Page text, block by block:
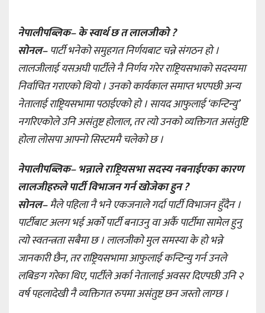
नेपालीपब्लिक– के स्वार्थ छ त लालजीको ?
सोनल–पार्टी भनेको समुहगत निर्णयबाट चन्ने संगठन हो ।
लालजीलाई यसअघी पार्टीले नै निर्णय गरेर राष्ट्रियसभाको सदस्यमा
निर्वाचित गराएको थियो । उनको कार्यकाल समाप्त भएपछी अन्य
नेतालाई राष्ट्रियसभामा पठाईएको हो । सायद आफुलाई ‘कन्टिन्यु’
नगरिएकोले उनि असंतुष्ट होलाल, तर त्यो उनको व्यक्तिगत असंतुष्टि
होला लोसपा आफ्नो सिस्टममै चलेको छ ।
नेपालीपब्लिक– भन्नाले राष्ट्रियसभा सदस्य नबनाईएका कारण
लालजीहरुले पार्टी विभाजन गर्न खोजेका हुन ?
सोनल–मैले पहिला नै भने एकजनाले गर्दा पार्टी विभाजन हुँदैन ।
पार्टीबाट अलग भई अर्को पार्टी बनाउनु वा अर्कै पार्टीमा सामेल हुनु
त्यो स्वतन्त्रता सबैमा छ । लालजीको मुल समस्या के हो भन्ने
जानकारी छैन, तर राष्ट्रियसभामा आफुलाई कन्टिन्यु गर्न उनले
लबिङग गरेका थिए, पार्टीले अर्का नेतालाई अवसर दिएपछी उनि २
वर्ष पहलादेखी नै व्यक्तिगत रुपमा असंतुष्ट छन जस्तो लाग्छ ।